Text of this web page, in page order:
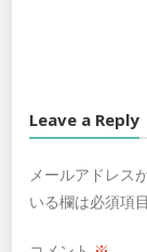
Leave a Reply
メールアドレス
いる欄は必須項